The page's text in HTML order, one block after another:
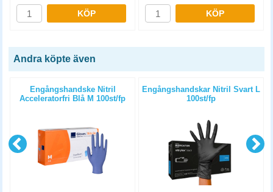
KÖP KÖP
Andra köpte även
Engångshandske Nitril
Acceleratorfri Blå M 100st/fp
Engångshandskar Nitril Svart L
100st/fp